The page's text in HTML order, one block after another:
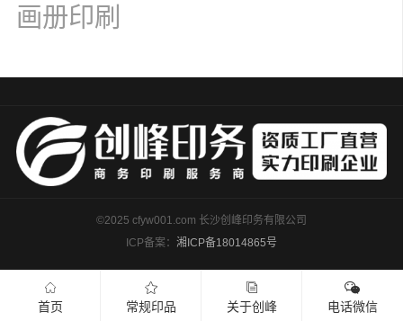
画册印刷
首页 常规印品 关于创峰 电话微信
©2025 cfyw001.com 长沙创峰印务有限公司
ICP备案： 湘ICP备18014865号